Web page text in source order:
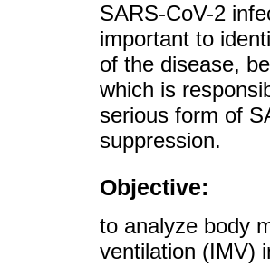
SARS-CoV-2
important to
of the disease,
which is
serious form of
suppression.
Objective:
to analyze body
ventilation (IMV)